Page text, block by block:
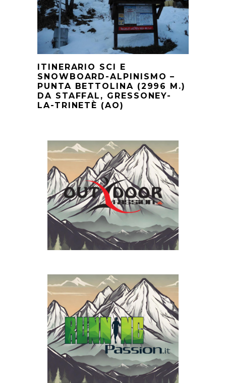
ITINERARIO SCI E
SNOWBOARD-ALPINISMO –
PUNTA BETTOLINA (2996 M.)
DA STAFFAL, GRESSONEY-
LA-TRINETÈ (AO)